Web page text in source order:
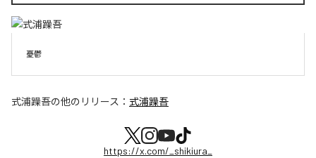
憂鬱
式浦躁吾の他のリリース： 式浦躁吾
https://x.com/_shikiura_